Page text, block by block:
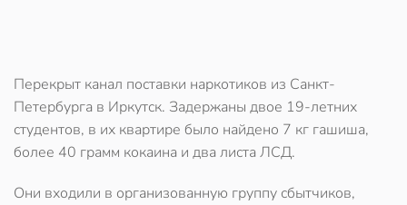
Перекрыт канал поставки наркотиков из Санкт-
Петербурга в Иркутск. Задержаны двое 19-летних
студентов, в их квартире было найдено 7 кг гашиша,
более 40 грамм кокаина и два листа ЛСД.
Они входили в организованную группу сбытчиков,